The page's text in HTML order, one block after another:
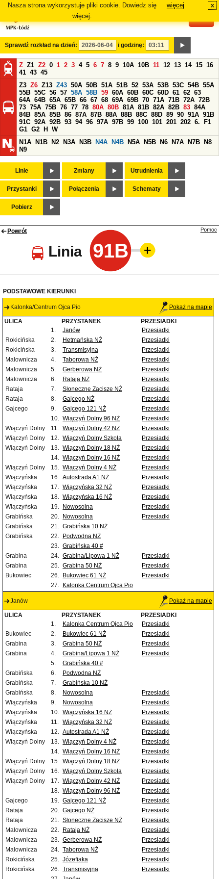
Nasza strona wykorzystuje pliki cookie. Dowiedz się
więcej.
więcej x
Sprawdź rozkład na dzień: i godzinę:
Z Z1 Z2 0 1 2 3 4 5 6 7 8 9 10A 10B 11 12 13 14 15 16
41 43 45
Z3 Z6 Z13 Z43 50A 50B 51A 51B 52 53A 53B 53C 54B 55A
55B 55C 56 57 58A 58B 59 60A 60B 60C 60D 61 62 63
64A 64B 65A 65B 66 67 68 69A 69B 70 71A 71B 72A 72B
73 75A 75B 76 77 78 80A 80B 81A 81B 82A 82B 83 84A
84B 85A 85B 86 87A 87B 88A 88B 88C 88D 89 90 91A 91B
91C 92A 92B 93 94 96 97A 97B 99 100 101 201 202 6.
F1
G1 G2 H
W
N1A
N1B N2 N3A N3B N4A N4B N5A N5B N6 N7A N7B
N8
N9
Linie Zmiany Utrudnienia
Przystanki Połączenia Schematy
Pobierz
Powrót
Linia 91B
Pomoc
PODSTAWOWE KIERUNKI
Kalonka/Centrum Ojca Pio Pokaż na mapie
ULICA PRZYSTANEK
PRZESIADKI
1.
Janów
Przesiadki
Rokicińska
2. Hetmańska NŻ
Przesiadki
Rokicińska
3. Transmisyjna
Przesiadki
Malownicza
4. Taborowa NŻ
Przesiadki
Malownicza
5. Gerberowa NŻ
Przesiadki
Malownicza
6. Rataja NŻ
Przesiadki
Rataja
7. Słoneczne Zacisze NŻ
Przesiadki
Rataja
8. Gajcego NŻ
Przesiadki
Gajcego
9. Gajcego 121 NŻ
Przesiadki
10. Wiączyń Dolny 96 NŻ
Przesiadki
Wiączyń Dolny
11. Wiączyń Dolny 42 NŻ
Przesiadki
Wiączyń Dolny
12. Wiączyń Dolny Szkoła
Przesiadki
Wiączyń Dolny
13. Wiączyń Dolny 18 NŻ
Przesiadki
14. Wiączyń Dolny 16 NŻ
Przesiadki
Wiączyń Dolny
15. Wiączyń Dolny 4 NŻ
Przesiadki
Wiączyńska
16. Autostrada A1 NŻ
Przesiadki
Wiączyńska
17. Wiączyńska 32 NŻ
Przesiadki
Wiączyńska
18. Wiączyńska 16 NŻ
Przesiadki
Wiączyńska
19. Nowosolna
Przesiadki
Grabińska
20. Nowosolna
Przesiadki
Grabińska
21. Grabińska 10 NŻ
Grabińska
22.
Podwodna NŻ
23. Grabińska 40 #
Grabina
24. Grabina/Lipowa 1 NŻ
Przesiadki
Grabina
25. Grabina 50 NŻ
Przesiadki
Bukowiec
26. Bukowiec 61 NŻ
Przesiadki
27.
Kalonka Centrum Ojca Pio
Janów Pokaż na mapie
ULICA PRZYSTANEK
PRZESIADKI
1.
Kalonka Centrum Ojca Pio
Przesiadki
Bukowiec
2. Bukowiec 61 NŻ
Przesiadki
Grabina
3. Grabina 50 NŻ
Przesiadki
Grabina
4. Grabina/Lipowa 1 NŻ
Przesiadki
5.
Grabińska 40 #
Grabińska
6.
Podwodna NŻ
Grabińska
7.
Grabińska 10 NŻ
Grabińska
8. Nowosolna
Przesiadki
Wiączyńska
9. Nowosolna
Przesiadki
Wiączyńska
10. Wiączyńska 16 NŻ
Przesiadki
Wiączyńska
11. Wiączyńska 32 NŻ
Przesiadki
Wiączyńska
12. Autostrada A1 NŻ
Przesiadki
Wiączyń Dolny
13. Wiączyń Dolny 4 NŻ
Przesiadki
14. Wiączyń Dolny 16 NŻ
Przesiadki
Wiączyń Dolny
15. Wiączyń Dolny 18 NŻ
Przesiadki
Wiączyń Dolny
16. Wiączyń Dolny Szkoła
Przesiadki
Wiączyń Dolny
17. Wiączyń Dolny 42 NŻ
Przesiadki
18. Wiączyń Dolny 96 NŻ
Przesiadki
Gajcego
19. Gajcego 121 NŻ
Przesiadki
Rataja
20. Gajcego NŻ
Przesiadki
Rataja
21. Słoneczne Zacisze NŻ
Przesiadki
Malownicza
22. Rataja NŻ
Przesiadki
Malownicza
23. Gerberowa NŻ
Przesiadki
Malownicza
24. Taborowa NŻ
Przesiadki
Rokicińska
25. Józefiaka
Przesiadki
Rokicińska
26. Transmisyjna
Przesiadki